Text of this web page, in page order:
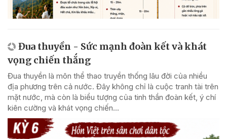
Đua thuyền - Sức mạnh đoàn kết và khát
vọng chiến thắng
Đua thuyền là môn thể thao truyền thống lâu đời của nhiều
địa phương trên cả nước. Đây không chỉ là cuộc tranh tài trên
mặt nước, mà còn là biểu tượng của tinh thần đoàn kết, ý chí
kiên cường và khát vọng chiến...